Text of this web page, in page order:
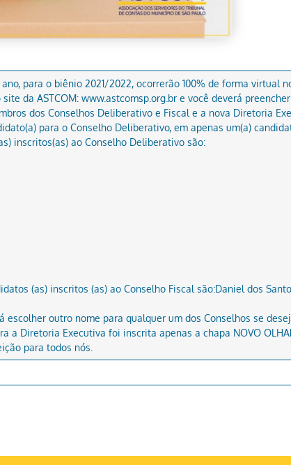
para o biênio 2021/2022, ocorrerão 100% de forma virtual
da ASTCOM: www.astcomsp.org.br e você deverá
dos Conselhos Deliberativo e Fiscal e a nova Diretoria
para o Conselho Deliberativo, em apenas um(a)
inscritos(as) ao Conselho Deliberativo são:
(as) inscritos (as) ao Conselho Fiscal são:Daniel dos
escolher outro nome para qualquer um dos Conselhos se
a Diretoria Executiva foi inscrita apenas a chapa NOVO
para todos nós.